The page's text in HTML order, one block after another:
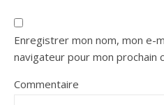
Enregistrer mon nom, mon e-
navigateur pour mon prochain
Commentaire